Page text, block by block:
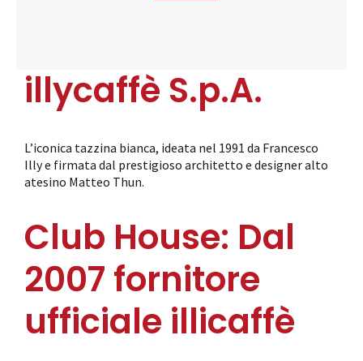
illycaffè S.p.A.
L’iconica tazzina bianca, ideata nel 1991 da Francesco
Illy e firmata dal prestigioso architetto e designer alto
atesino Matteo Thun.
Club House: Dal
2007 fornitore
ufficiale illicaffè